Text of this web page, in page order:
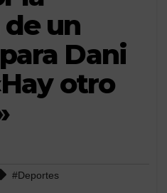
un
Dani
otro
#Deportes